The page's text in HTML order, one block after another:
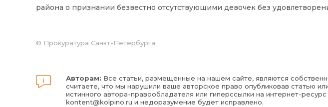
района о признании безвестно отсутствующими девочек без
© Прокуратура Санкт-Петербурга
Авторам: Все статьи, размещенные на нашем сайте, являются
считаете, что мы нарушили ваше авторское право опубликовав статью
истинного автора-правообладателя или гиперссылки на интернет-
kontent@kolpino.ru и недоразумение будет исправлено.